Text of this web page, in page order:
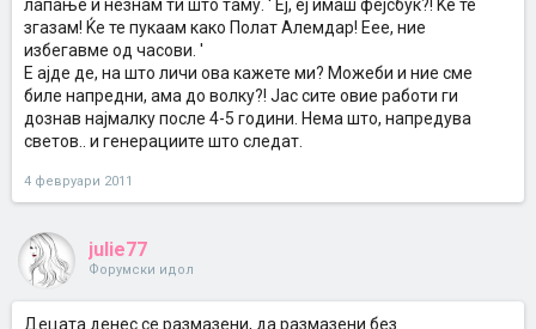
лапање и незнам ти што таму. ' Еј, еј имаш фејсбук?! Ќе те
згазам! Ќе те пукаам како Полат Алемдар! Еее, ние
избегавме од часови. '
E ајде де, на што личи ова кажете ми? Можеби и ние сме
биле напредни, ама до волку?! Јас сите овие работи ги
дознав најмалку после 4-5 години. Нема што, напредува
светов.. и генерациите што следат.
4 февруари 2011
julie77
Форумски идол
Децата денес се размазени, да размазени без